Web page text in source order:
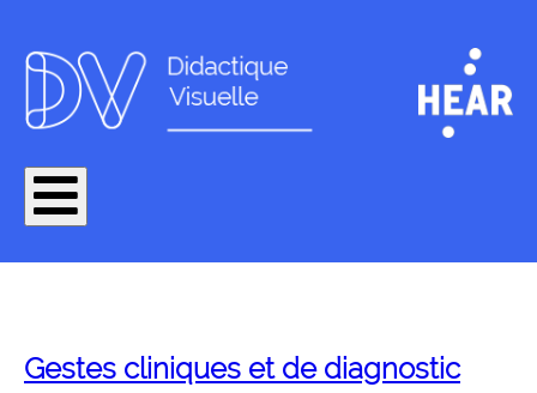
Gestes cliniques et de diagnostic